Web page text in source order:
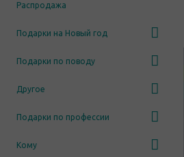
Распродажа
Подарки на Новый год
Подарки по поводу
Другое
Подарки по профессии
Кому